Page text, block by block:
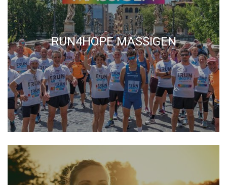
RUN4HOPE MASSIGEN